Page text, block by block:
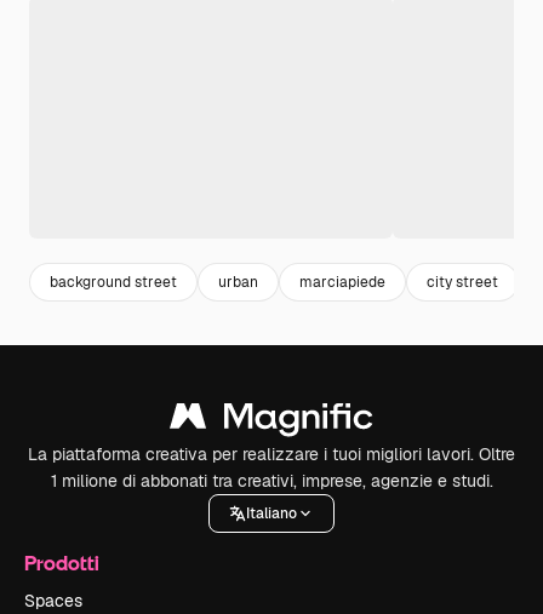
background street urban marciapiede city street
La piattaforma creativa per realizzare i tuoi migliori lavori. Oltre
1 milione di abbonati tra creativi, imprese, agenzie e studi.
Italiano
Prodotti
Spaces